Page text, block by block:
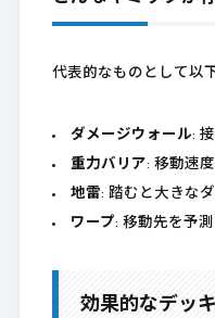
代表的なものとして以
ダメージウォール:
重力バリア: 移動速
地雷: 踏むと大きな
ワープ: 移動先を予
効果的なデッ